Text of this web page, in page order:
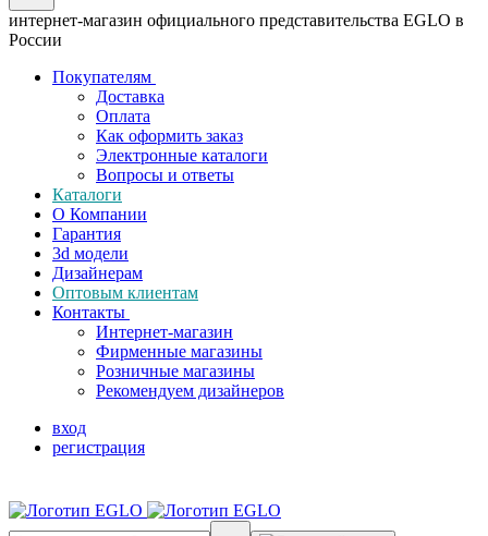
интернет-магазин официального представительства EGLO в
России
Покупателям
Доставка
Оплата
Как оформить заказ
Электронные каталоги
Вопросы и ответы
Каталоги
О Компании
Гарантия
3d модели
Дизайнерам
Оптовым клиентам
Контакты
Интернет-магазин
Фирменные магазины
Розничные магазины
Рекомендуем дизайнеров
вход
регистрация